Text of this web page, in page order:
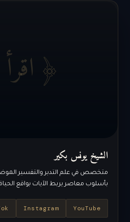
﴿
الشيخ يونس بكير
متخصص في علم التدبر والتفسير
بأسلوب معاصر يربط الآيات بواقع
YouTube
Instagram